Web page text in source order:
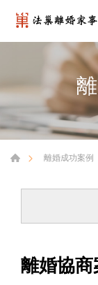
離婚成功案例
離婚協商